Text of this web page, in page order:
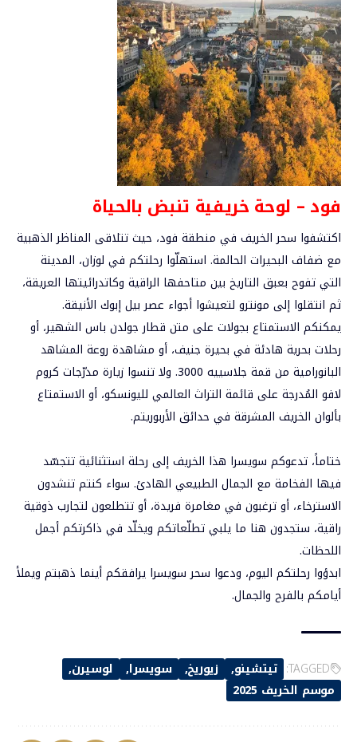
فود – لوحة خريفية تنبض بالحياة
اكتشفوا سحر الخريف في منطقة فود، حيث تتلاقى المناظر الذهبية
مع ضفاف البحيرات الحالمة. استهلّوا رحلتكم في لوزان، المدينة
التي تفوح بعبق التاريخ بين متاحفها الراقية وكاتدرائيتها العريقة،
ثم انتقلوا إلى مونترو لتعيشوا أجواء عصر بيل إبوك الأنيقة.
يمكنكم الاستمتاع بجولات على متن قطار جولدن باس الشهير، أو
رحلات بحرية هادئة في بحيرة جنيف، أو مشاهدة روعة المشاهد
البانورامية من قمة جلاسييه 3000. ولا تنسوا زيارة مدرّجات كروم
لافو المُدرجة على قائمة التراث العالمي لليونسكو، أو الاستمتاع
بألوان الخريف المشرقة في حدائق الأربوريتم.
ختاماً، تدعوكم سويسرا هذا الخريف إلى رحلة استثنائية تتجسّد
فيها الفخامة مع الجمال الطبيعي الهادئ. سواء كنتم تنشدون
الاسترخاء، أو ترغبون في مغامرة فريدة، أو تتطلعون لتجارب ذوقية
راقية، ستجدون هنا ما يلبي تطلّعاتكم ويخلّد في ذاكرتكم أجمل
اللحظات.
ابدؤوا رحلتكم اليوم، ودعوا سحر سويسرا يرافقكم أينما ذهبتم ويملأ
أيامكم بالفرح والجمال.
TAGGED: تيتشينو زيوريخ سويسرا
لوسيرن
موسم الخريف 2025